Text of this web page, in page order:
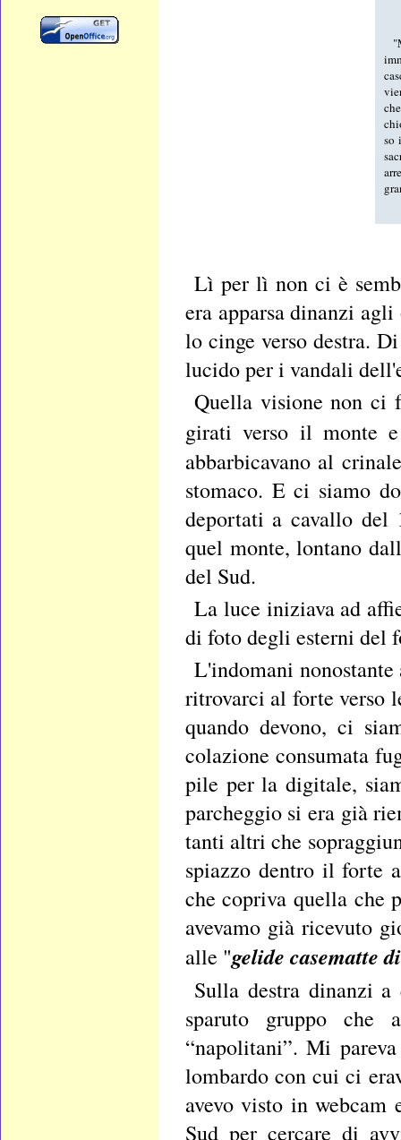
so
Lì per lì non ci è
era apparsa dinanzi
lo cinge verso destra.
lucido per i vandali
Quella visione non ci
girati verso il monte
abbarbicavano al
stomaco. E ci siamo
deportati a cavallo del
quel monte, lontano
del Sud.
La luce iniziava ad
di foto degli esterni del
L'indomani
ritrovarci al forte verso
quando devono, ci
colazione consumata
pile per la digitale,
parcheggio si era già
tanti altri che
spiazzo dentro il forte
che copriva quella che
avevamo già ricevuto
alle "gelide casematte
Sulla destra dinanzi a
sparuto gruppo che
“napolitani”. Mi
lombardo con cui ci
avevo visto in
Sud per cercare di